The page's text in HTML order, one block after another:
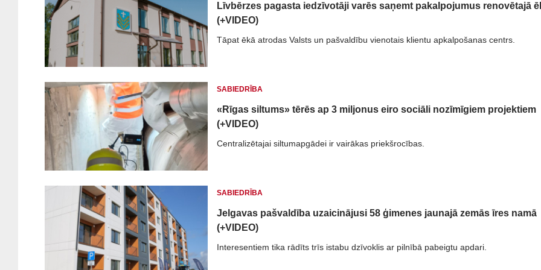
Līvbērzes pagasta iedzīvotāji varēs saņemt pakalpojumus renovētajā
(+VIDEO)
Tāpat ēkā atrodas Valsts un pašvaldību vienotais klientu apkalpošanas centrs.
SABIEDRĪBA
«Rīgas siltums» tērēs ap 3 miljonus eiro sociāli nozīmīgiem projektiem
(+VIDEO)
Centralizētajai siltumapgādei ir vairākas priekšrocības.
SABIEDRĪBA
Jelgavas pašvaldība uzaicinājusi 58 ģimenes jaunajā zemās īres namā
(+VIDEO)
Interesentiem tika rādīts trīs istabu dzīvoklis ar pilnībā pabeigtu apdari.